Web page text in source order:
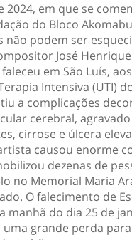
2024, em que se
do Bloco
não podem ser
José
em São Luís,
Intensiva (UTI)
a complicações
cerebral,
cirrose e úlcera
causou enorme
dezenas de
no Memorial Maria
O falecimento de
manhã do dia 25 de
grande perda